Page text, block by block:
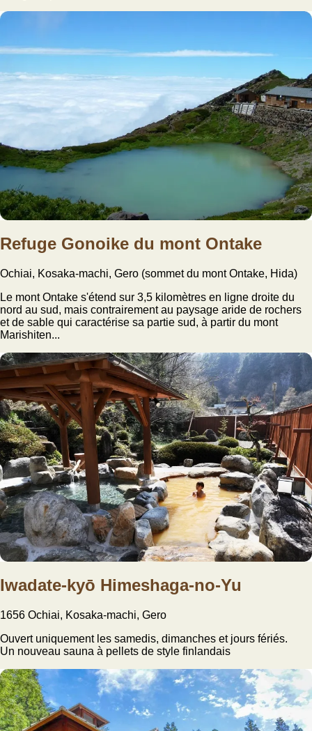
Refuge Gonoike du mont Ontake
Ochiai, Kosaka-machi, Gero (sommet du mont Ontake, Hida)
Le mont Ontake s'étend sur 3,5 kilomètres en ligne droite du
nord au sud, mais contrairement au paysage aride de rochers
et de sable qui caractérise sa partie sud, à partir du mont
Marishiten...
Iwadate-kyō Himeshaga-no-Yu
1656 Ochiai, Kosaka-machi, Gero
Ouvert uniquement les samedis, dimanches et jours fériés.
Un nouveau sauna à pellets de style finlandais